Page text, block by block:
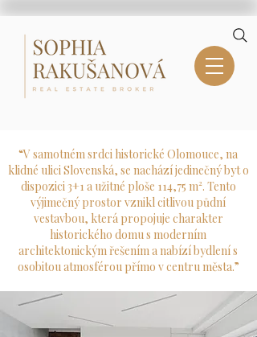
“V samotném srdci historické Olomouce, na
klidné ulici Slovenská, se nachází jedinečný byt o
dispozici 3+1 a užitné ploše 114,75 m². Tento
výjimečný prostor vznikl citlivou půdní
vestavbou, která propojuje charakter
historického domu s moderním
architektonickým řešením a nabízí bydlení s
osobitou atmosférou přímo v centru města.​”